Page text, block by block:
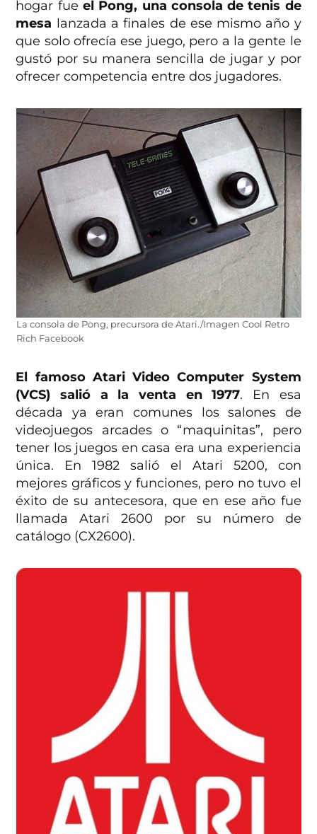
hogar fue el Pong, una consola de tenis de
mesa lanzada a finales de ese mismo año y
que solo ofrecía ese juego, pero a la gente le
gustó por su manera sencilla de jugar y por
ofrecer competencia entre dos jugadores.
La consola de Pong, precursora de Atari./Imagen Cool Retro
Rich Facebook
El famoso Atari Video Computer System
(VCS) salió a la venta en 1977. En esa
década ya eran comunes los salones de
videojuegos arcades o “maquinitas”, pero
tener los juegos en casa era una experiencia
única. En 1982 salió el Atari 5200, con
mejores gráficos y funciones, pero no tuvo el
éxito de su antecesora, que en ese año fue
llamada Atari 2600 por su número de
catálogo (CX2600).